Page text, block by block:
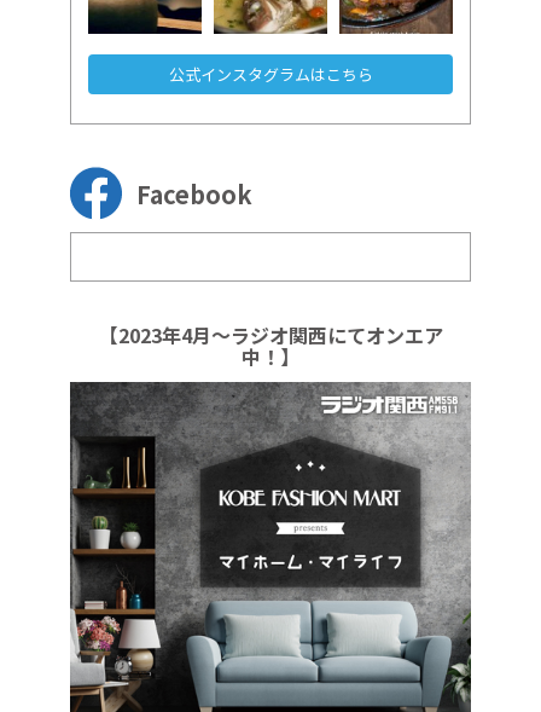
公式インスタグラムはこちら
Facebook
【2023年4月～ラジオ関西にてオンエア
中！】